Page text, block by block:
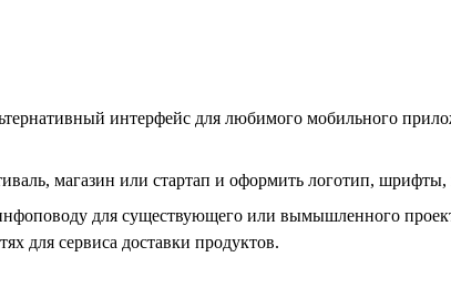
интерфейс для любимого мобильного
магазин или стартап и оформить логотип,
для существующего или вымышленного
для сервиса доставки продуктов.